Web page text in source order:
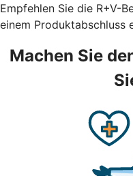
Empfehlen Sie die R+V-
einem Produktabschluss
Machen Sie